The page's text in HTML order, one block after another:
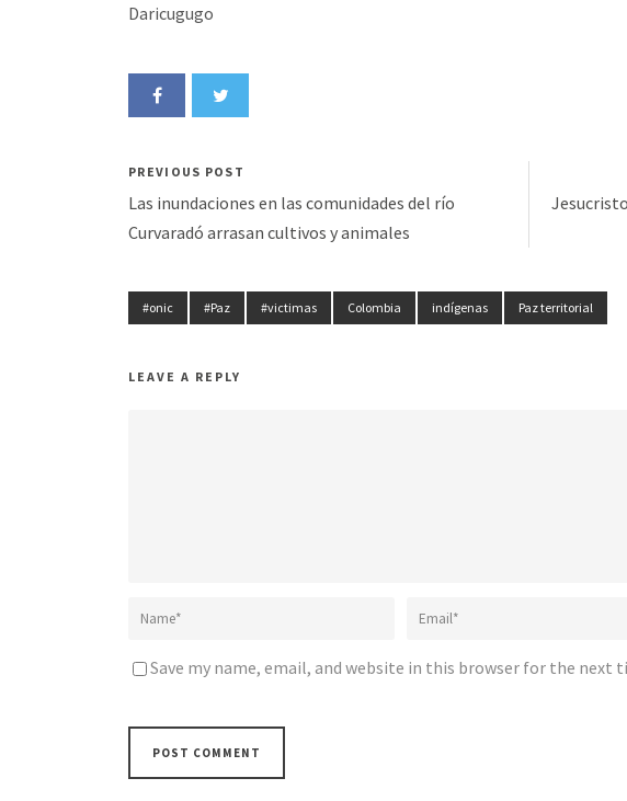
Daricugugo
PREVIOUS POST
Las inundaciones en las comunidades del río
Curvaradó arrasan cultivos y animales
#onic #Paz #victimas Colombia indígenas Paz territorial
LEAVE A REPLY
Save my name, email, and website in this browser for the next